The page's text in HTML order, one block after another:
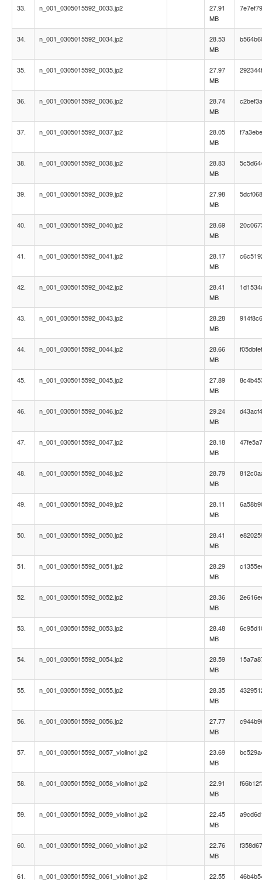
33. n_001_0305015592_0033.jp2
27.91
MB
34. n_001_0305015592_0034.jp2
28.53
MB
35. n_001_0305015592_0035.jp2
27.97
MB
36. n_001_0305015592_0036.jp2
28.74
MB
37. n_001_0305015592_0037.jp2
28.05
MB
38. n_001_0305015592_0038.jp2
28.83
MB
39. n_001_0305015592_0039.jp2
27.98
MB
40. n_001_0305015592_0040.jp2
28.69
MB
41. n_001_0305015592_0041.jp2
28.17
MB
42. n_001_0305015592_0042.jp2
28.41
MB
43. n_001_0305015592_0043.jp2
28.28
MB
44. n_001_0305015592_0044.jp2
28.66
MB
45. n_001_0305015592_0045.jp2
27.89
MB
46. n_001_0305015592_0046.jp2
29.24
MB
47. n_001_0305015592_0047.jp2
28.18
MB
48. n_001_0305015592_0048.jp2
28.79
MB
49. n_001_0305015592_0049.jp2
28.11
MB
50. n_001_0305015592_0050.jp2
28.41
MB
51. n_001_0305015592_0051.jp2
28.29
MB
52. n_001_0305015592_0052.jp2
28.36
MB
53. n_001_0305015592_0053.jp2
28.48
MB
54. n_001_0305015592_0054.jp2
28.59
MB
55. n_001_0305015592_0055.jp2
28.35
MB
56. n_001_0305015592_0056.jp2
27.77
MB
57. n_001_0305015592_0057_violino1.jp2
23.69
MB
58. n_001_0305015592_0058_violino1.jp2
22.91
MB
59. n_001_0305015592_0059_violino1.jp2
22.45
MB
60. n_001_0305015592_0060_violino1.jp2
22.76
MB
61. n_001_0305015592_0061_violino1.jp2
22.55